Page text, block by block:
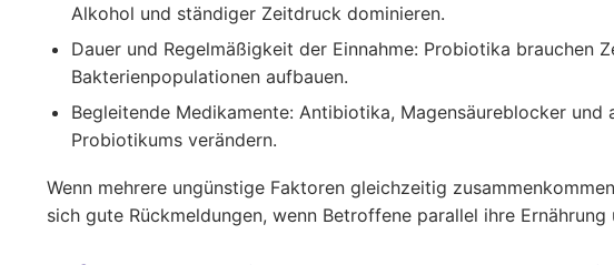
Alkohol und ständiger Zeitdruck dominieren.
Dauer und Regelmäßigkeit der Einnahme: Probiotika brauchen
Bakterienpopulationen aufbauen.
Begleitende Medikamente: Antibiotika, Magensäureblocker und
Probiotikums verändern.
Wenn mehrere ungünstige Faktoren gleichzeitig
sich gute Rückmeldungen, wenn Betroffene parallel ihre